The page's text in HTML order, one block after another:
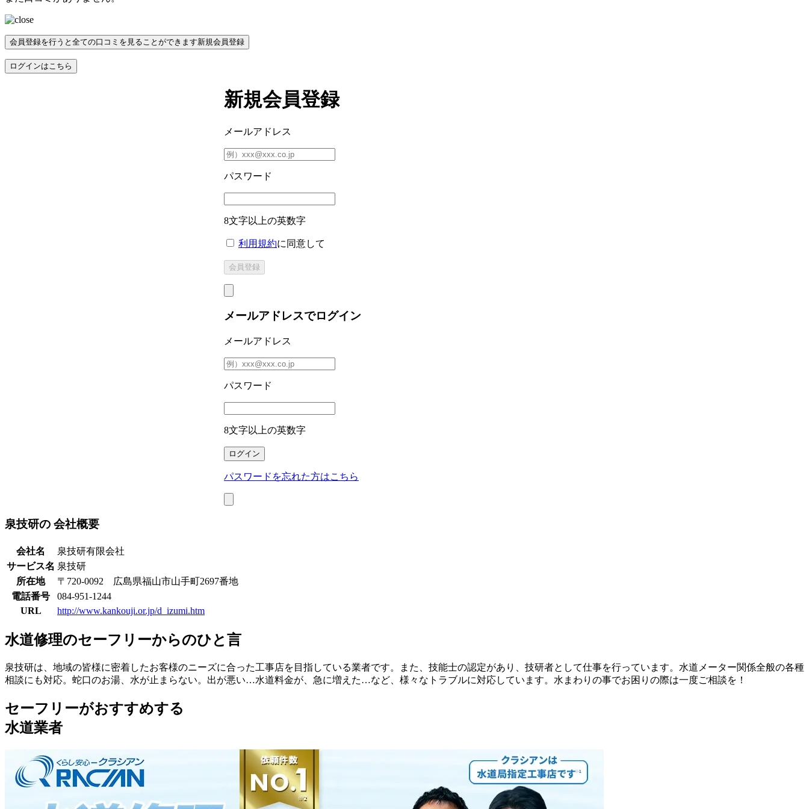
会員登録を行うと全ての口コミを見ることができます新規会員登録
ログインはこちら
新規会員登録
メールアドレス
パスワード
8文字以上の英数字
利用規約に同意して
メールアドレスでログイン
メールアドレス
パスワード
8文字以上の英数字
パスワードを忘れた方はこちら
泉技研の 会社概要
会社名
泉技研有限会社
サービス名 泉技研
所在地
〒720-0092 広島県福山市山手町2697番地
電話番号
084-951-1244
URL
http://www.kankouji.or.jp/d_izumi.htm
水道修理のセーフリーからのひと言
泉技研は、地域の皆様に密着したお客様のニーズに合った工事店を目指している業者です。また、技能士の認定があり、技研者として仕事を行っています。水道メーター関係全般の各種
相談にも対応。蛇口のお湯、水が止まらない。出が悪い…水道料金が、急に増えた…など、様々なトラブルに対応しています。水まわりの事でお困りの際は一度ご相談を！
セーフリーがおすすめする
水道業者